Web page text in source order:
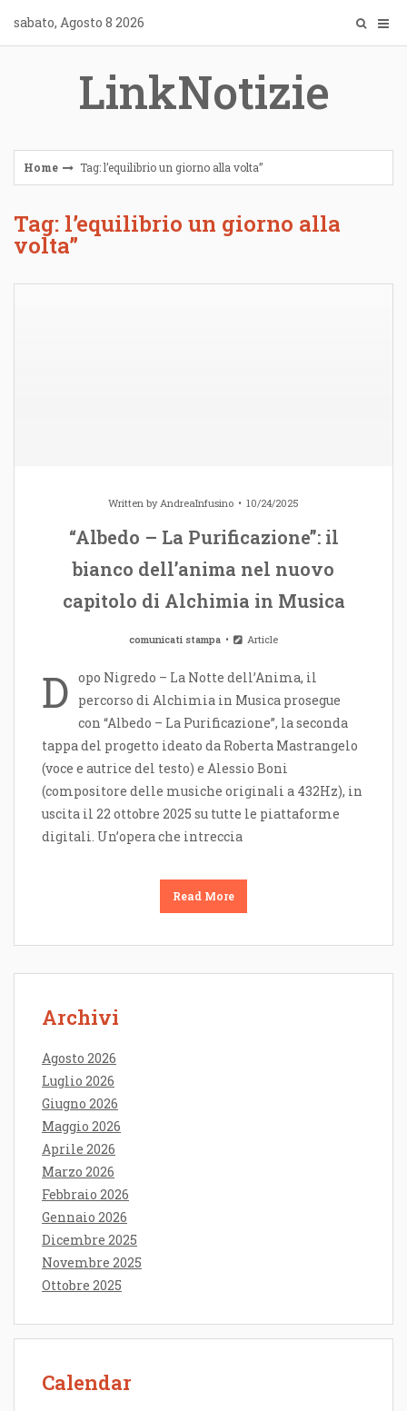
content
sabato, Agosto 8 2026
LinkNotizie
Home Tag: l’equilibrio un giorno alla volta”
Tag: l’equilibrio un giorno alla
volta”
Written byAndreaInfusino 10/24/2025
“Albedo – La Purificazione”: il
bianco dell’anima nel nuovo
capitolo di Alchimia in Musica
comunicati stampa Article
D opo Nigredo – La Notte dell’Anima, il
percorso di Alchimia in Musica prosegue
con “Albedo – La Purificazione”, la seconda
tappa del progetto ideato da Roberta Mastrangelo
(voce e autrice del testo) e Alessio Boni
(compositore delle musiche originali a 432Hz), in
uscita il 22 ottobre 2025 su tutte le piattaforme
digitali. Un’opera che intreccia
Read More
Archivi
Agosto 2026
Luglio 2026
Giugno 2026
Maggio 2026
Aprile 2026
Marzo 2026
Febbraio 2026
Gennaio 2026
Dicembre 2025
Novembre 2025
Ottobre 2025
Calendar